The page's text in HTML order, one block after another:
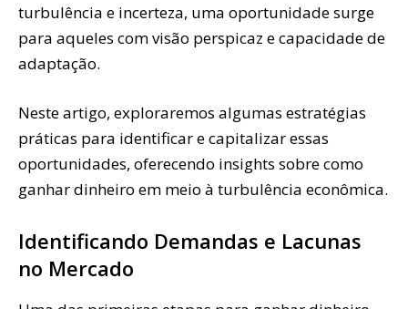
turbulência e incerteza, uma oportunidade surge
para aqueles com visão perspicaz e capacidade de
adaptação.
Neste artigo, exploraremos algumas estratégias
práticas para identificar e capitalizar essas
oportunidades, oferecendo insights sobre como
ganhar dinheiro em meio à turbulência econômica.
Identificando Demandas e Lacunas
no Mercado